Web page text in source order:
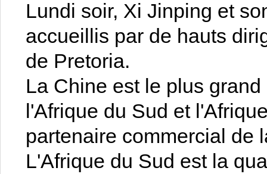
Lundi soir, Xi Jinping et
accueillis par de hauts
de Pretoria.
La Chine est le plus
l'Afrique du Sud et
partenaire commercial de
L'Afrique du Sud est la